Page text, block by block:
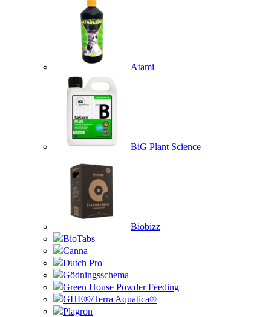
Atami
BiG Plant Science
Biobizz
BioTabs
Canna
Dutch Pro
Gödningsschema
Green House Powder Feeding
GHE®/Terra Aquatica®
Plagron